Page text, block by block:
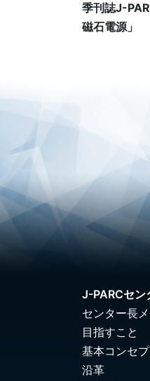
季刊誌J-
磁石電源」
J-PARCセン
センター長
目指すこと
基本コンセプ
沿革